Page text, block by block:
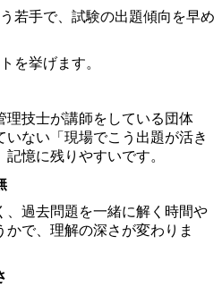
若手で、試験の出題傾向を早め
を挙げます。
理技士が講師をしている団体
いない「現場でこう出題が活き
憶に残りやすいです。
、過去問題を一緒に解く時間や
かで、理解の深さが変わりま